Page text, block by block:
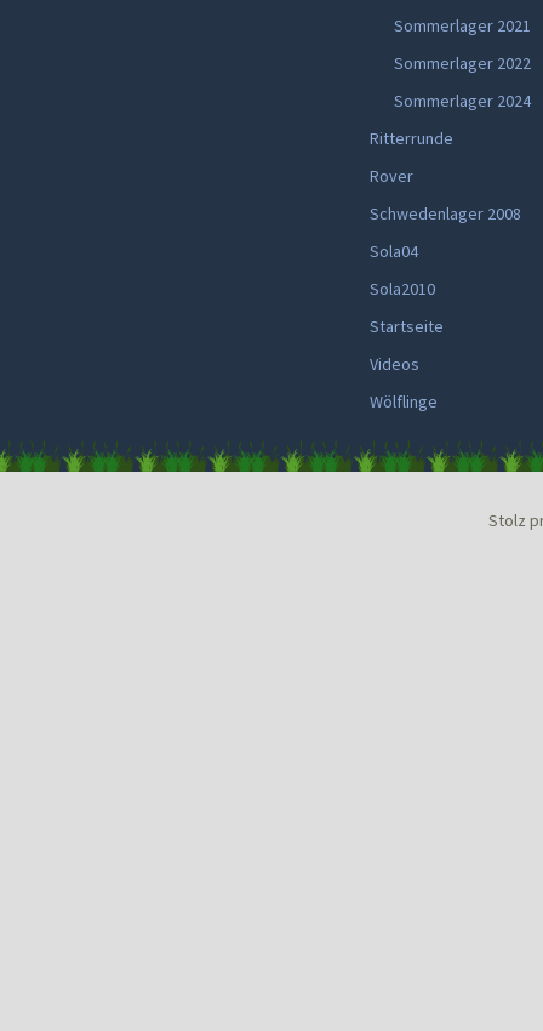
Sommerlager 2021
Sommerlager 2022
Sommerlager 2024
Ritterrunde
Rover
Schwedenlager 2008
Sola04
Sola2010
Startseite
Videos
Wölflinge
Stolz